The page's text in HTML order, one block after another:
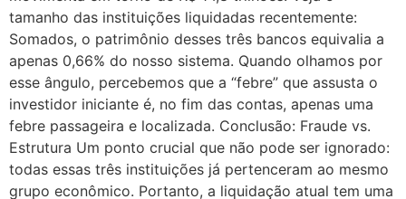
tamanho das instituições liquidadas recentemente:
Somados, o patrimônio desses três bancos equivalia a
apenas 0,66% do nosso sistema. Quando olhamos por
esse ângulo, percebemos que a “febre” que assusta o
investidor iniciante é, no fim das contas, apenas uma
febre passageira e localizada. Conclusão: Fraude vs.
Estrutura Um ponto crucial que não pode ser ignorado:
todas essas três instituições já pertenceram ao mesmo
grupo econômico. Portanto, a liquidação atual tem uma